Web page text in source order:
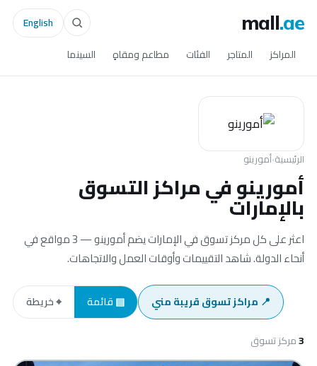
mall.ae
المراكز المتاجر الفئات مطاعم ومقاهٍ السينما
English
الرئيسية›أمورينو
أمورينو في مراكز التسوق
بالإمارات
اعثر على كل مركز تسوق في الإمارات يضم أمورينو — 3 مواقع في
أنحاء الدولة. شاهد التقييمات وأوقات العمل والاتجاهات.
📍 مراكز تسوق قريبة مني ▤ قائمة ⌖ خريطة
3مركز تسوق